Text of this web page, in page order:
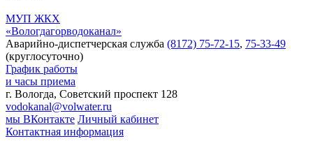
МУП ЖКХ
«Вологдагорводоканал»
Аварийно-диспетчерская служба (8172) 75-72-15, 75-33-49
(круглосуточно)
График работы
и часы приема
г. Вологда, Советский проспект 128
vodokanal@volwater.ru
мы ВКонтакте Личный кабинет
Контактная информация